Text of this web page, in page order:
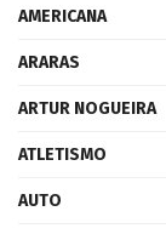
AMERICANA
ARARAS
ARTUR NOGUEIRA
ATLETISMO
AUTO